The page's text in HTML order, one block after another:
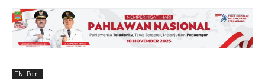
TNI Polri